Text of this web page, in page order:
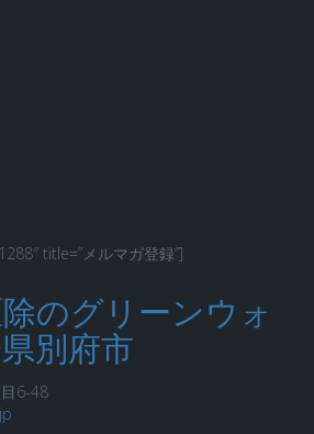
title=”メルマガ登録”]
のグリーンウォ
別府市
6-48